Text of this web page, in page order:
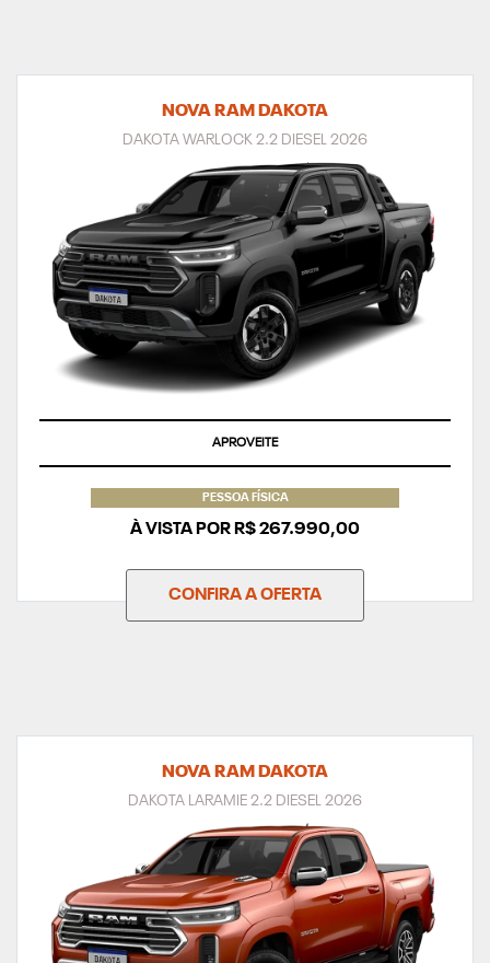
NOVA RAM DAKOTA
DAKOTA WARLOCK 2.2 DIESEL 2026
APROVEITE
PESSOA FÍSICA
À VISTA POR R$ 267.990,00
CONFIRA A OFERTA
NOVA RAM DAKOTA
DAKOTA LARAMIE 2.2 DIESEL 2026